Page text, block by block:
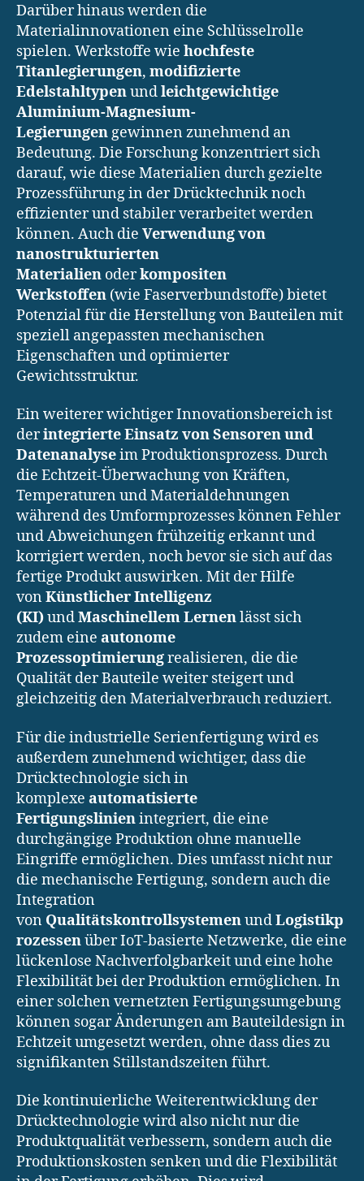
Darüber hinaus werden die
Materialinnovationen eine Schlüsselrolle
spielen. Werkstoffe wie hochfeste
Titanlegierungen, modifizierte
Edelstahltypenundleichtgewichtige
Aluminium-Magnesium-
Legierungengewinnen zunehmend an
Bedeutung. Die Forschung konzentriert sich
darauf, wie diese Materialien durch gezielte
Prozessführung in der Drücktechnik noch
effizienter und stabiler verarbeitet werden
können. Auch die Verwendung von
nanostrukturierten
Materialien oderkompositen
Werkstoffen (wie Faserverbundstoffe) bietet
Potenzial für die Herstellung von Bauteilen mit
speziell angepassten mechanischen
Eigenschaften und optimierter
Gewichtsstruktur.
Ein weiterer wichtiger Innovationsbereich ist
derintegrierte Einsatz von Sensoren und
Datenanalyseim Produktionsprozess. Durch
die Echtzeit-Überwachung von Kräften,
Temperaturen und Materialdehnungen
während des Umformprozesses können Fehler
und Abweichungen frühzeitig erkannt und
korrigiert werden, noch bevor sie sich auf das
fertige Produkt auswirken. Mit der Hilfe
vonKünstlicher Intelligenz
(KI)undMaschinellem Lernenlässt sich
zudem eine autonome
Prozessoptimierungrealisieren, die die
Qualität der Bauteile weiter steigert und
gleichzeitig den Materialverbrauch reduziert.
Für die industrielle Serienfertigung wird es
außerdem zunehmend wichtiger, dass die
Drücktechnologie sich in
komplexe automatisierte
Fertigungslinienintegriert, die eine
durchgängige Produktion ohne manuelle
Eingriffe ermöglichen. Dies umfasst nicht nur
die mechanische Fertigung, sondern auch die
Integration
von QualitätskontrollsystemenundLogistikp
rozessenüber IoT-basierte Netzwerke, die eine
lückenlose Nachverfolgbarkeit und eine hohe
Flexibilität bei der Produktion ermöglichen. In
einer solchen vernetzten Fertigungsumgebung
können sogar Änderungen am Bauteildesign in
Echtzeit umgesetzt werden, ohne dass dies zu
signifikanten Stillstandszeiten führt.
Die kontinuierliche Weiterentwicklung der
Drücktechnologie wird also nicht nur die
Produktqualität verbessern, sondern auch die
Produktionskosten senken und die Flexibilität